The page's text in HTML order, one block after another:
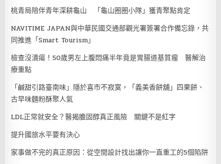
桃青局陪伴青年深耕龜山 「龜山圈圈小隊」獲青聚點肯定
NAVITIME JAPAN與中華民國交通部觀光署簽署合作備忘錄，共
同推進「Smart Tourism」
檢查沒潰瘍！50歲男左上腹悶痛半年竟是胃腸道基質瘤 醫解治
療重點
「鹹甜引路臺南味」隱於喜市不寂寞，「義美香餅舖」四果餅、
古早味麵粉酥聚人氣
LDL正常就安全？醫揭膽固醇真正風險 關鍵不是紅字
提升國旅水平要有決心
家事做不完的真正原因：從空間設計找出讓你一直重工的5個陷阱